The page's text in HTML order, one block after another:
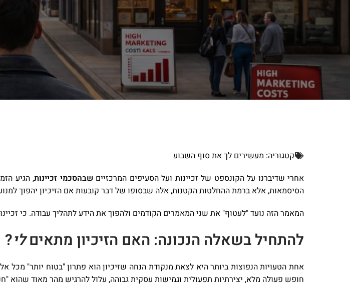
קטגוריה: מעשירים לך את סוף השבוע
אחרי שדיברנו על הקונספט של זכיינות ועל הסעיפים המרכזיים שבהסכמי זכיינות, הגיע
הסיסמאות, אלא ברמת ההחלטות הקטנות, אלה שבסופו של דבר קובעות אם הזיכיון יהפוך
המאמר הזה נועד "לעטוף" את שני המאמרים הקודמים ולהפוך את הידע לתהליך עבודה. כי
להתחיל בשאלה הנכונה: האם הזיכיון מתאיםלי?
אחת הטעויות הנפוצות ביותר היא לצאת מנקודת הנחה שזיכיון הוא פתרון "בטוח יותר"
חופש פעולה מלא, יצירתיות תפעולית וגמישות עסקית גבוהה, עלול להרגיש מהר מאוד שהוא